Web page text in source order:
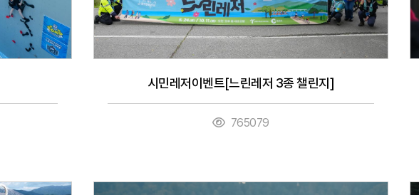
시민레저이벤트[느린레저 3종 챌린지]
765079